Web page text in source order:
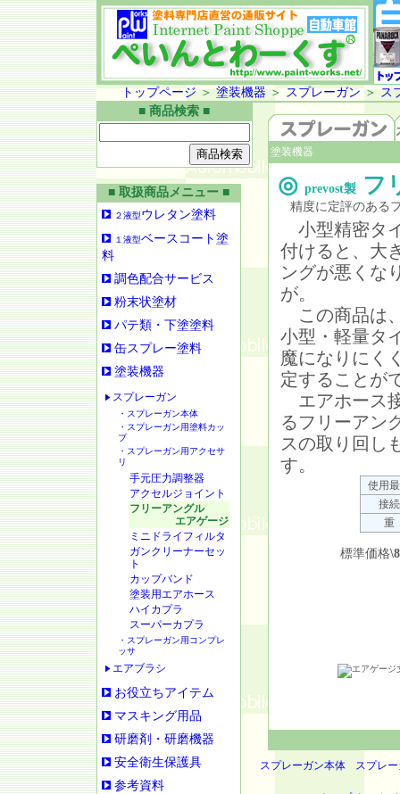
トップページ ＞ 塗装機器＞ スプレーガン ＞ ス
■ 商品検索 ■
■ 取扱商品メニュー ■
２液型ウレタン塗料
１液型ベースコート塗
料
調色配合サービス
粉末状塗材
パテ類・下塗塗料
缶スプレー塗料
塗装機器
スプレーガン
・スプレーガン本体
・スプレーガン用塗料カッ
プ
・スプレーガン用アクセサ
リ
手元圧力調整器
アクセルジョイント
フリーアングル
エアゲージ
ミニドライフィルタ
ガンクリーナーセッ
ト
カップバンド
塗装用エアホース
ハイカプラ
スーパーカプラ
・スプレーガン用コンプレ
ッサ
エアブラシ
お役立ちアイテム
マスキング用品
研磨剤・研磨機器
安全衛生保護具
参考資料
塗装機器
◎ prevost製フ
精度に定評のある
小型精密タ
付けると、大
ングが悪くな
が。
この商品は
小型・軽量タ
魔になりにく
定することが
エアホース
るフリーアン
スの取り回し
す。
使用
接
重
標準価格
スプレーガン本体 スプレ